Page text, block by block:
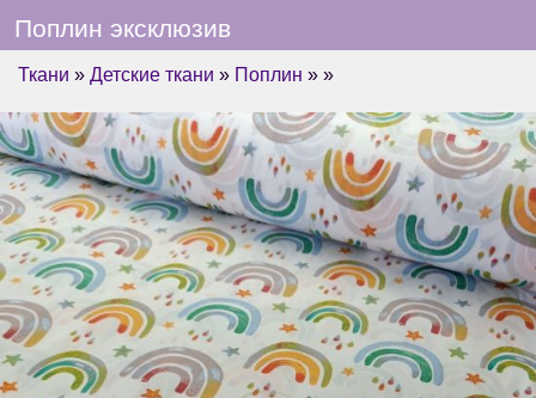
Поплин эксклюзив
Ткани » Детские ткани » Поплин » »